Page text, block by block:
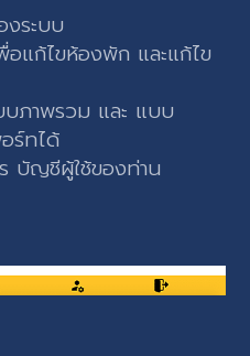
ระบบ
แก้ไขห้องพัก และแก้ไข
บภาพรวม และ แบบ
ร์ทได้
บัญชีผู้ใช้ของท่าน